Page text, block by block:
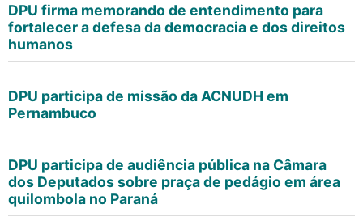
DPU firma memorando de entendimento para
fortalecer a defesa da democracia e dos direitos
humanos
DPU participa de missão da ACNUDH em
Pernambuco
DPU participa de audiência pública na Câmara
dos Deputados sobre praça de pedágio em área
quilombola no Paraná